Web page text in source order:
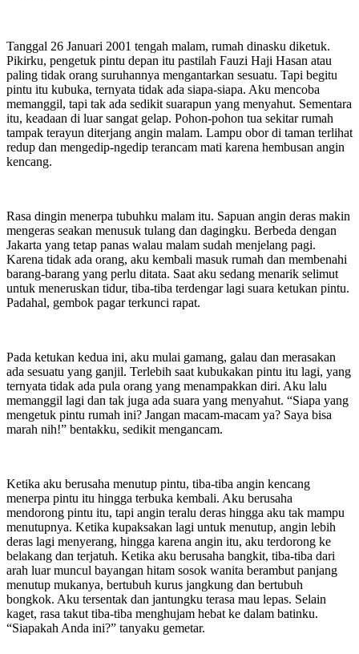
Tanggal 26 Januari 2001 tengah malam, rumah dinasku diketuk.
Pikirku, pengetuk pintu depan itu pastilah Fauzi Haji Hasan atau
paling tidak orang suruhannya mengantarkan sesuatu. Tapi begitu
pintu itu kubuka, ternyata tidak ada siapa-siapa. Aku mencoba
memanggil, tapi tak ada sedikit suarapun yang menyahut. Sementara
itu, keadaan di luar sangat gelap. Pohon-pohon tua sekitar rumah
tampak terayun diterjang angin malam. Lampu obor di taman terlihat
redup dan mengedip-ngedip terancam mati karena hembusan angin
kencang.
Rasa dingin menerpa tubuhku malam itu. Sapuan angin deras makin
mengeras seakan menusuk tulang dan dagingku. Berbeda dengan
Jakarta yang tetap panas walau malam sudah menjelang pagi.
Karena tidak ada orang, aku kembali masuk rumah dan membenahi
barang-barang yang perlu ditata. Saat aku sedang menarik selimut
untuk meneruskan tidur, tiba-tiba terdengar lagi suara ketukan pintu.
Padahal, gembok pagar terkunci rapat.
Pada ketukan kedua ini, aku mulai gamang, galau dan merasakan
ada sesuatu yang ganjil. Terlebih saat kubukakan pintu itu lagi, yang
ternyata tidak ada pula orang yang menampakkan diri. Aku lalu
memanggil lagi dan tak juga ada suara yang menyahut. “Siapa yang
mengetuk pintu rumah ini? Jangan macam-macam ya? Saya bisa
marah nih!” bentakku, sedikit mengancam.
Ketika aku berusaha menutup pintu, tiba-tiba angin kencang
menerpa pintu itu hingga terbuka kembali. Aku berusaha
mendorong pintu itu, tapi angin teralu deras hingga aku tak mampu
menutupnya. Ketika kupaksakan lagi untuk menutup, angin lebih
deras lagi menyerang, hingga karena angin itu, aku terdorong ke
belakang dan terjatuh. Ketika aku berusaha bangkit, tiba-tiba dari
arah luar muncul bayangan hitam sosok wanita berambut panjang
menutup mukanya, bertubuh kurus jangkung dan bertubuh
bongkok. Aku tersentak dan jantungku terasa mau lepas. Selain
kaget, rasa takut tiba-tiba menghujam hebat ke dalam batinku.
“Siapakah Anda ini?” tanyaku gemetar.